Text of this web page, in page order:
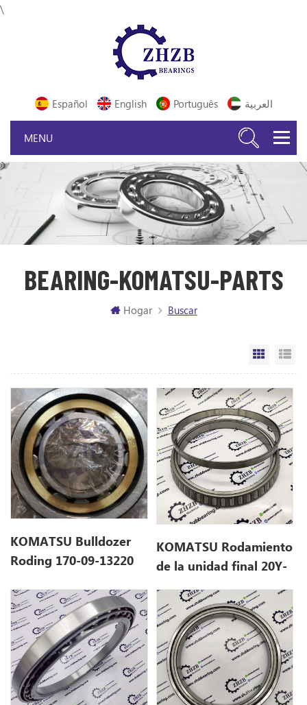
\
Español English Português العربية
BEARING-KOMATSU-PARTS
Hogar Buscar
Vista
KOMATSU Bulldozer
Roding 170-09-13220
KOMATSU Rodamiento
de la unidad final 20Y-